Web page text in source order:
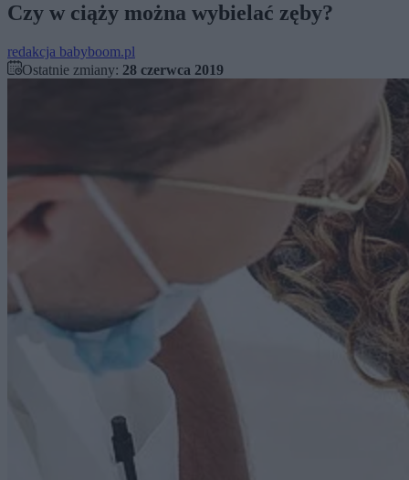
Czy w ciąży można wybielać zęby?
redakcja babyboom.pl
Ostatnie zmiany: 28 czerwca 2019